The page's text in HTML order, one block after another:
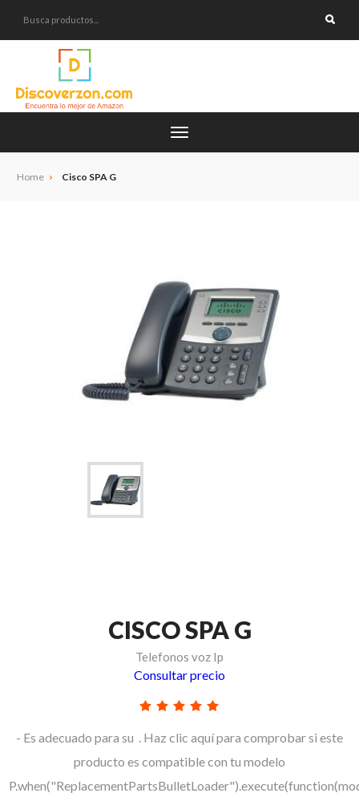
Home Cisco SPA G
CISCO SPA G
Telefonos voz Ip
Consultar precio
- Es adecuado para su . Haz clic aquí para comprobar si este
producto es compatible con tu modelo